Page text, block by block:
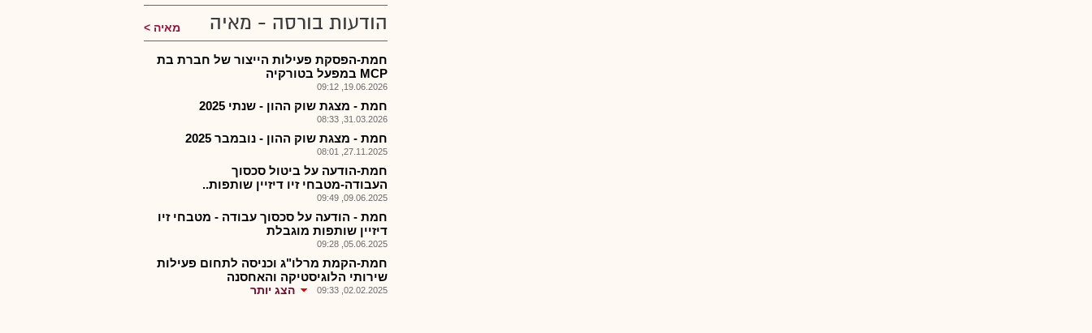
הודעות בורסה - מאיה
מאיה
חמת-הפסקת פעילות הייצור של חברת בת
MCP במפעל בטורקיה
19.06.2026, 09:12
חמת - מצגת שוק ההון - שנתי 2025
31.03.2026, 08:33
חמת - מצגת שוק ההון - נובמבר 2025
27.11.2025, 08:01
חמת-הודעה על ביטול סכסוך
העבודה-מטבחי זיו דיזיין שותפות..
09.06.2025, 09:49
חמת - הודעה על סכסוך עבודה - מטבחי זיו
דיזיין שותפות מוגבלת
05.06.2025, 09:28
חמת-הקמת מרלו"ג וכניסה לתחום פעילות
שירותי הלוגיסטיקה והאחסנה
02.02.2025, 09:33 הצג יותר